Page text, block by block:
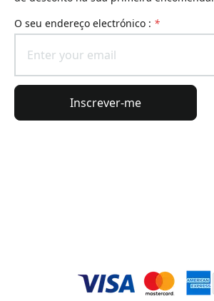
O seu endereço electrónico : *
Inscrever-me